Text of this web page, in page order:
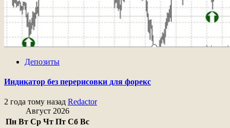
Депозиты
Индикатор без перерисовки для форекс
2 года тому назад Redactor
Август 2026
Пн Вт Ср Чт Пт Сб Вс